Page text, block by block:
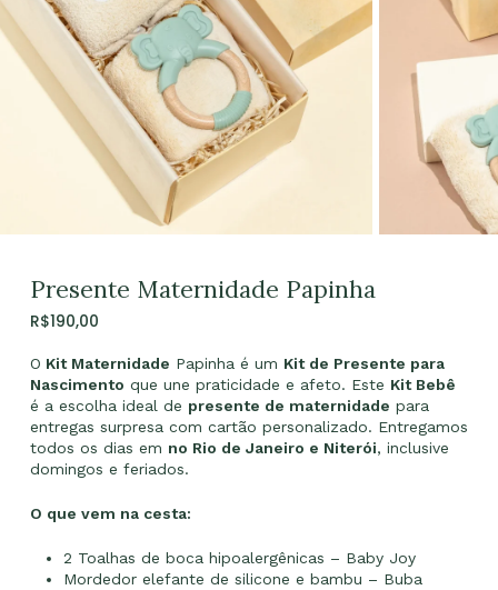
Presente Maternidade Papinha
R$190,00
O Kit Maternidade Papinha é um Kit de Presente para
Nascimento que une praticidade e afeto. Este Kit Bebê
é a escolha ideal de presente de maternidade para
entregas surpresa com cartão personalizado. Entregamos
todos os dias em no Rio de Janeiro e Niterói, inclusive
domingos e feriados.
O que vem na cesta:
2 Toalhas de boca hipoalergênicas – Baby Joy
Mordedor elefante de silicone e bambu – Buba